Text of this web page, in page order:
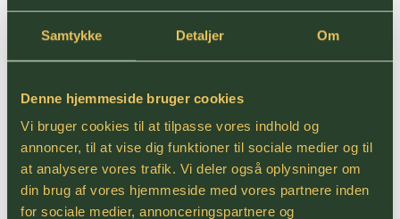
Samtykke Detaljer Om
Denne hjemmeside bruger cookies
Vi bruger cookies til at tilpasse vores indhold og
annoncer, til at vise dig funktioner til sociale medier og til
at analysere vores trafik. Vi deler også oplysninger om
din brug af vores hjemmeside med vores partnere inden
for sociale medier, annonceringspartnere og
FREDERIK ROAGER | TRAINEE
+45 6644 8393
fro@hekto-co.dk